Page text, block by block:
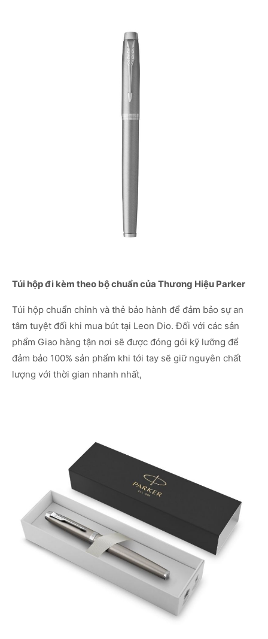
Túi hộp đi kèm theo bộ chuẩn của Thương Hiệu Parker
Túi hộp chuẩn chỉnh và thẻ bảo hành để đảm bảo sự an
tâm tuyệt đối khi mua bút tại Leon Dio. Đối với các sản
phẩm Giao hàng tận nơi sẽ được đóng gói kỹ lưỡng để
đảm bảo 100% sản phẩm khi tới tay sẽ giữ nguyên chất
lượng với thời gian nhanh nhất,